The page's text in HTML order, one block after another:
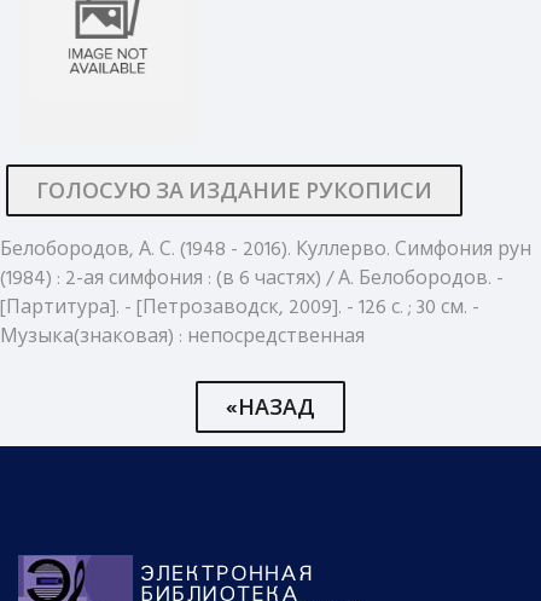
ГОЛОСУЮ ЗА ИЗДАНИЕ РУКОПИСИ
Белобородов, А. С. (1948 - 2016). Куллерво. Симфония рун
(1984) : 2-ая симфония : (в 6 частях) / А. Белобородов. -
[Партитура]. - [Петрозаводск, 2009]. - 126 с. ; 30 см. -
Музыка(знаковая) : непосредственная
«НАЗАД